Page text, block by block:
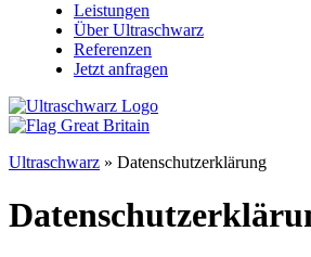
Leistungen
Über Ultraschwarz
Referenzen
Jetzt anfragen
Ultraschwarz » Datenschutzerklärung